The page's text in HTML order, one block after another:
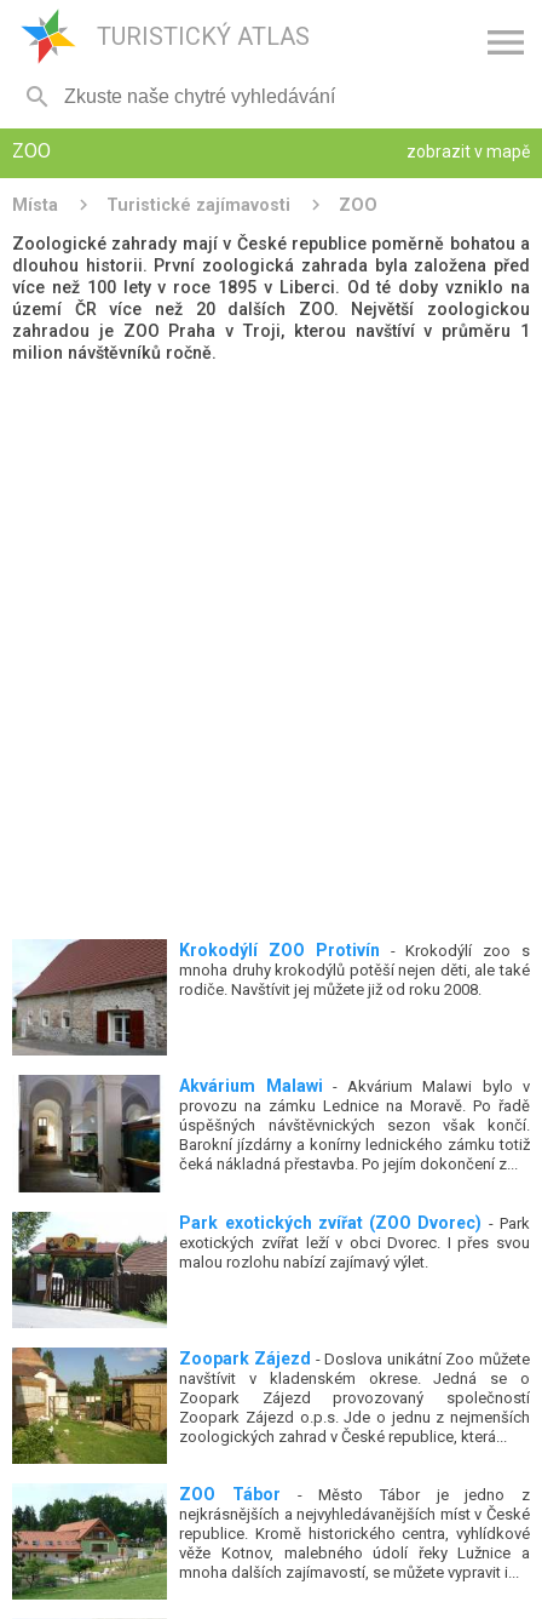
TURISTICKÝ ATLAS 

ZOO zobrazit v mapě
Místa Turistické zajímavosti
ZOO
Zoologické zahrady mají v České republice poměrně bohatou a
dlouhou historii. První zoologická zahrada byla založena před
více než 100 lety v roce 1895 v Liberci. Od té doby vzniklo na
území ČR více než 20 dalších ZOO. Největší zoologickou
zahradou je ZOO Praha v Troji, kterou navštíví v průměru 1
milion návštěvníků ročně.
Krokodýlí ZOO Protivín - Krokodýlí zoo s
mnoha druhy krokodýlů potěší nejen děti, ale také
rodiče. Navštívit jej můžete již od roku 2008.
Akvárium Malawi - Akvárium Malawi bylo v
provozu na zámku Lednice na Moravě. Po řadě
úspěšných návštěvnických sezon však končí.
Barokní jízdárny a konírny lednického zámku totiž
čeká nákladná přestavba. Po jejím dokončení z...
Park exotických zvířat (ZOO Dvorec) - Park
exotických zvířat leží v obci Dvorec. I přes svou
malou rozlohu nabízí zajímavý výlet.
Zoopark Zájezd - Doslova unikátní Zoo můžete
navštívit v kladenském okrese. Jedná se o
Zoopark Zájezd provozovaný společností
Zoopark Zájezd o.p.s. Jde o jednu z nejmenších
zoologických zahrad v České republice, která...
ZOO Tábor - Město Tábor je jedno z
nejkrásnějších a nejvyhledávanějších míst v České
republice. Kromě historického centra, vyhlídkové
věže Kotnov, malebného údolí řeky Lužnice a
mnoha dalších zajímavostí, se můžete vypravit i...